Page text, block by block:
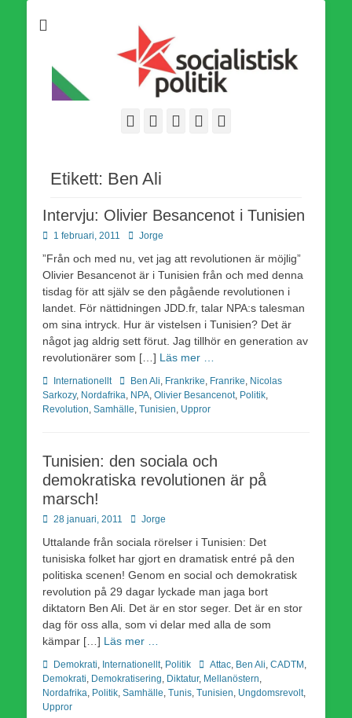
världsomfattande socialistiska Fjärde Internationalen och en viktig
tillgång i kampen för en socialistisk framtid!
FacebookWebbflöde
Instagram
Etikett: Ben Ali
Intervju: Olivier Besancenot i Tunisien
Publicerad
1 februari, 2011 Författare
Jorge
”Från och med nu, vet jag att revolutionen är möjlig”
Olivier Besancenot är i Tunisien från och med denna
tisdag för att själv se den pågående revolutionen i
landet. För nättidningen JDD.fr, talar NPA:s talesman
om sina intryck. Hur är vistelsen i Tunisien? Det är
något jag aldrig sett förut. Jag tillhör en generation av
revolutionärer som […] Läs mer …
Kategorier
Internationellt Etiketter
Ben Ali Frankrike Franrike Nicolas
Sarkozy, Nordafrika NPA Olivier Besancenot, Politik
Revolution Samhälle Tunisien Uppror
Tunisien: den sociala och
demokratiska revolutionen är på
marsch!
Publicerad
28 januari, 2011 Författare
Jorge
Uttalande från sociala rörelser i Tunisien: Det
tunisiska folket har gjort en dramatisk entré på den
politiska scenen! Genom en social och demokratisk
revolution på 29 dagar lyckade man jaga bort
diktatorn Ben Ali. Det är en stor seger. Det är en stor
dag för oss alla, som vi delar med alla de som
kämpar […] Läs mer …
Kategorier
Demokrati Internationellt, Politik Etiketter
Attac Ben Ali CADTM
Demokrati Demokratisering Diktatur, Mellanöstern
Nordafrika Politik Samhälle Tunis Tunisien Ungdomsrevolt,
Uppror